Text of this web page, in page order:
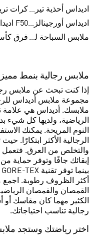
اديداس أحذية تيريكس
اديداس أورجينالز صنادل للنساءF50 اديداس
ملابس السباحة للنساء
ملابس رجالية بنمط مميز
إذا كنت تبحث عن ملابس
مجموعة ملابس أديداس
ملابسك. أديداس هي علامة
الرياضية، ولديها كل شيء
النوم المريحة. يمكنك
الرجالية الأكثر
والتخلص من العرق. فتعمل
إبقائك جافًا وتوفر حماية
أكثر الظروف رطوبة. اجمع
القمصان والقمصان
الكثير مهما كان مقاسك
رجالية تناسب احتياجاتك.
اختر رياضتك وستجد